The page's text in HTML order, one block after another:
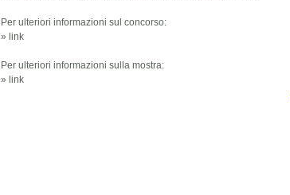
Per ulteriori informazioni sul concorso:
» link
Per ulteriori informazioni sulla mostra:
» link